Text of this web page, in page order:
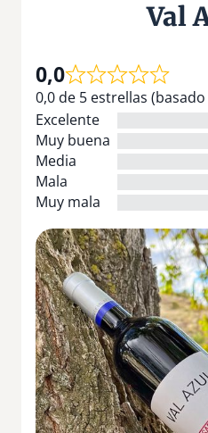
Val
0,0
0,0 de 5 estrellas
Excelente
Muy buena
Media
Mala
Muy mala